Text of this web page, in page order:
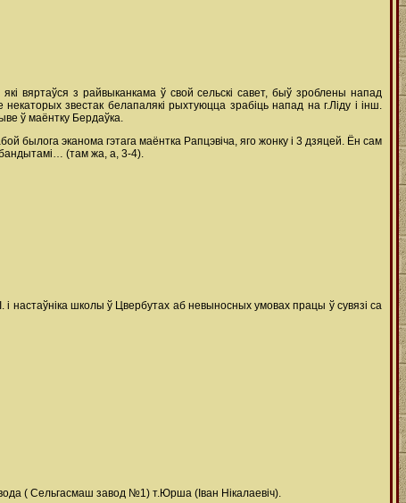
вяртаўся з райвыканкама ў свой сельскі савет, быў зроблены напад
звестак белапалякі рыхтуюцца зрабіць напад на г.Ліду і інш.
ў маёнтку Бердаўка.
былога эканома гэтага маёнтка Рапцэвіча, яго жонку і 3 дзяцей. Ён сам
(там жа, а, 3-4).
настаўніка школы ў Цвербутах аб невыносных умовах працы ў сувязі са
( Сельгасмаш завод №1) т.Юрша (Іван Нікалаевіч).